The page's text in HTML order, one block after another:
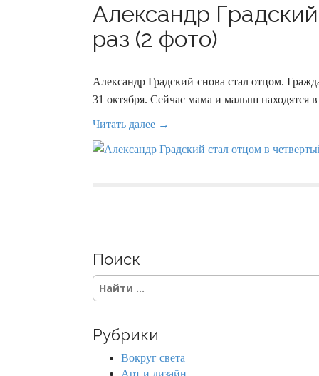
Александр
раз (2 фото)
Александр Градский снова стал отцом.
31 октября. Сейчас мама и малыш находятся
Читать далее →
Поиск
S
e
c
Рубрики
Вокруг света
Арт и дизайн